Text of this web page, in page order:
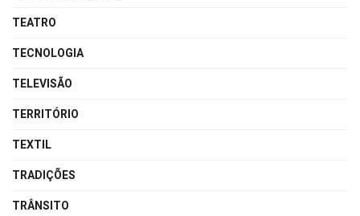
TEATRO
TECNOLOGIA
TELEVISÃO
TERRITÓRIO
TEXTIL
TRADIÇÕES
TRÂNSITO